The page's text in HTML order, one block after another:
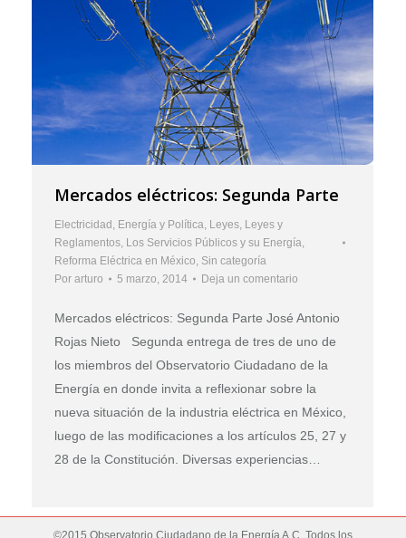
Mercados eléctricos: Segunda Parte
Electricidad, Energía y Política, Leyes, Leyes y
Reglamentos, Los Servicios Públicos y su Energía,
Reforma Eléctrica en México, Sin categoría
Por arturo 5 marzo, 2014 Deja un comentario
Mercados eléctricos: Segunda Parte José Antonio
Rojas Nieto Segunda entrega de tres de uno de
los miembros del Observatorio Ciudadano de la
Energía en donde invita a reflexionar sobre la
nueva situación de la industria eléctrica en México,
luego de las modificaciones a los artículos 25, 27 y
28 de la Constitución. Diversas experiencias…
©2015 Observatorio Ciudadano de la Energía A.C. Todos los